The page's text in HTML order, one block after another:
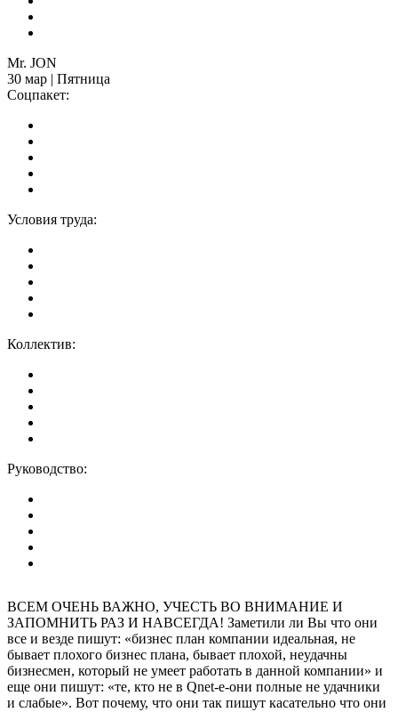
Mr. JON
30 мар | Пятница
Соцпакет:
Условия труда:
Коллектив:
Руководство:
ВСЕМ ОЧЕНЬ ВАЖНО, УЧЕСТЬ ВО ВНИМАНИЕ И
ЗАПОМНИТЬ РАЗ И НАВСЕГДА! Заметили ли Вы что они
все и везде пишут: «бизнес план компании идеальная, не
бывает плохого бизнес плана, бывает плохой, неудачны
бизнесмен, который не умеет работать в данной компании» и
еще они пишут: «те, кто не в Qnet-e-они полные не удачники
и слабые». Вот почему, что они так пишут касательно что они